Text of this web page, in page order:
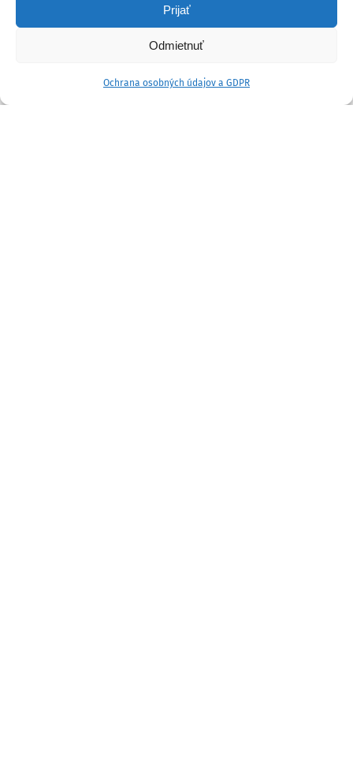
Prijať
Odmietnuť
Ochrana osobných údajov a GDPR